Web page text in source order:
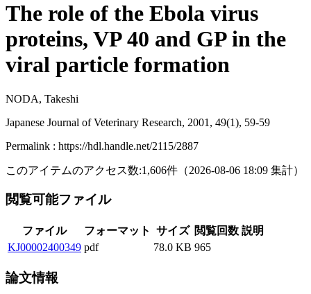
The role of the Ebola virus
proteins, VP 40 and GP in the
viral particle formation
NODA, Takeshi
Japanese Journal of Veterinary Research, 2001, 49(1), 59-59
Permalink : https://hdl.handle.net/2115/2887
このアイテムのアクセス数:1,606件 （2026-08-06 18:09 集計）
閲覧可能ファイル
ファイル フォーマット サイズ 閲覧回数 説明
KJ00002400349 pdf 78.0 KB 965
論文情報